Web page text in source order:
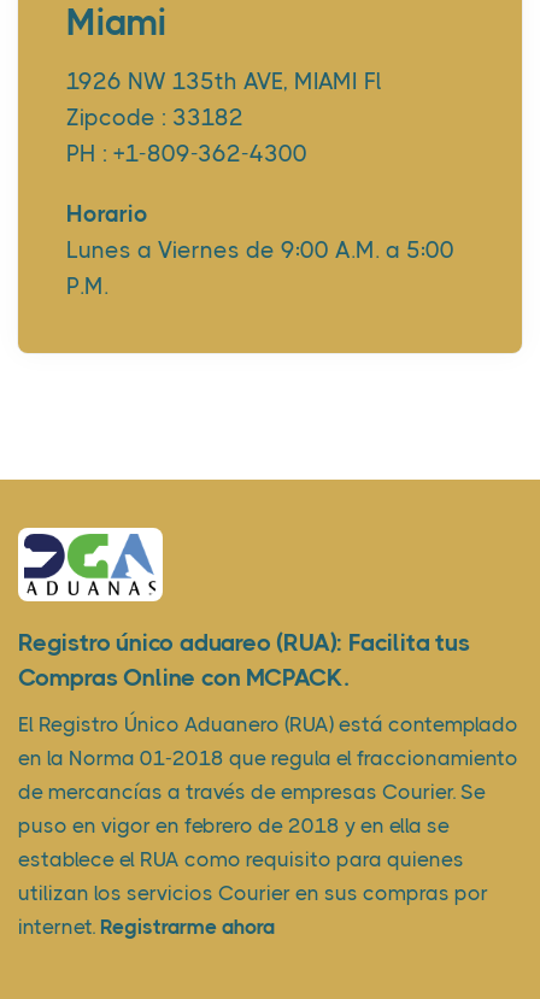
Miami
1926 NW 135th AVE, MIAMI Fl
Zipcode : 33182
PH : +1-809-362-4300
Horario
Lunes a Viernes de 9:00 A.M. a 5:00
P.M.
Registro único aduareo (RUA): Facilita tus
Compras Online con MCPACK.
El Registro Único Aduanero (RUA) está contemplado
en la Norma 01-2018 que regula el fraccionamiento
de mercancías a través de empresas Courier. Se
puso en vigor en febrero de 2018 y en ella se
establece el RUA como requisito para quienes
utilizan los servicios Courier en sus compras por
internet. Registrarme ahora